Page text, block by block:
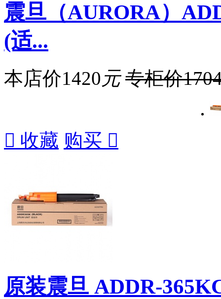
震旦（AURORA）
(适...
本店价1420 元 专柜价
 收藏 购买 
原装震旦 ADDR-